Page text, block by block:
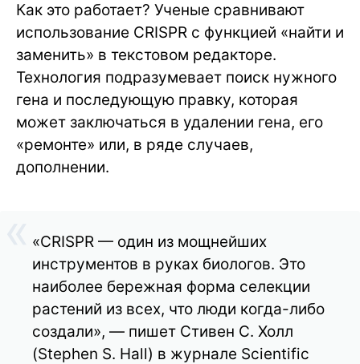
Как это работает? Ученые сравнивают
использование CRISPR с функцией «найти и
заменить» в текстовом редакторе.
Технология подразумевает поиск нужного
гена и последующую правку, которая
может заключаться в удалении гена, его
«ремонте» или, в ряде случаев,
дополнении.
«CRISPR — один из мощнейших
инструментов в руках биологов. Это
наиболее бережная форма селекции
растений из всех, что люди когда-либо
создали», — пишет Стивен С. Холл
(Stephen S. Hall) в журнале Scientific